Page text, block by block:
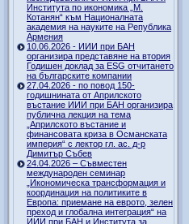
Института по икономика „М.
Котанян“ към Националната
академия на науките на Република
Армения
10.06.2026 - ИИИ при БАН
организира представяне на втория
Годишен доклад за ESG отчитането
на българските компании
27.04.2026 - по повод 150-
годишнината от Априлското
въстание ИИИ при БАН организира
публична лекция на тема
„Априлското въстание и
финансовата криза в Османската
империя“ с лектор гл. ас. д-р
Димитър Събев
24.04.2026 – Съвместен
международен семинар
„Икономическа трансформация и
координация на политиките в
Европа: приемане на еврото, зелен
преход и глобална интеграция“ на
ИИИ при БАН и Института за